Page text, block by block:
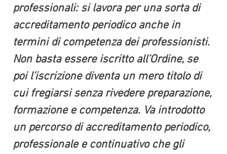
professionali: si lavora per una sorta di
accreditamento periodico anche in
termini di competenza dei professionisti.
Non basta essere iscritto all’Ordine, se
poi l’iscrizione diventa un mero titolo di
cui fregiarsi senza rivedere preparazione,
formazione e competenza. Va introdotto
un percorso di accreditamento periodico,
professionale e continuativo che gli